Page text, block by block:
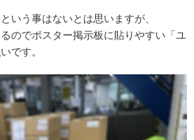
いう事はないとは思いますが、
のでポスター掲示板に貼りやすい「ユ
です。